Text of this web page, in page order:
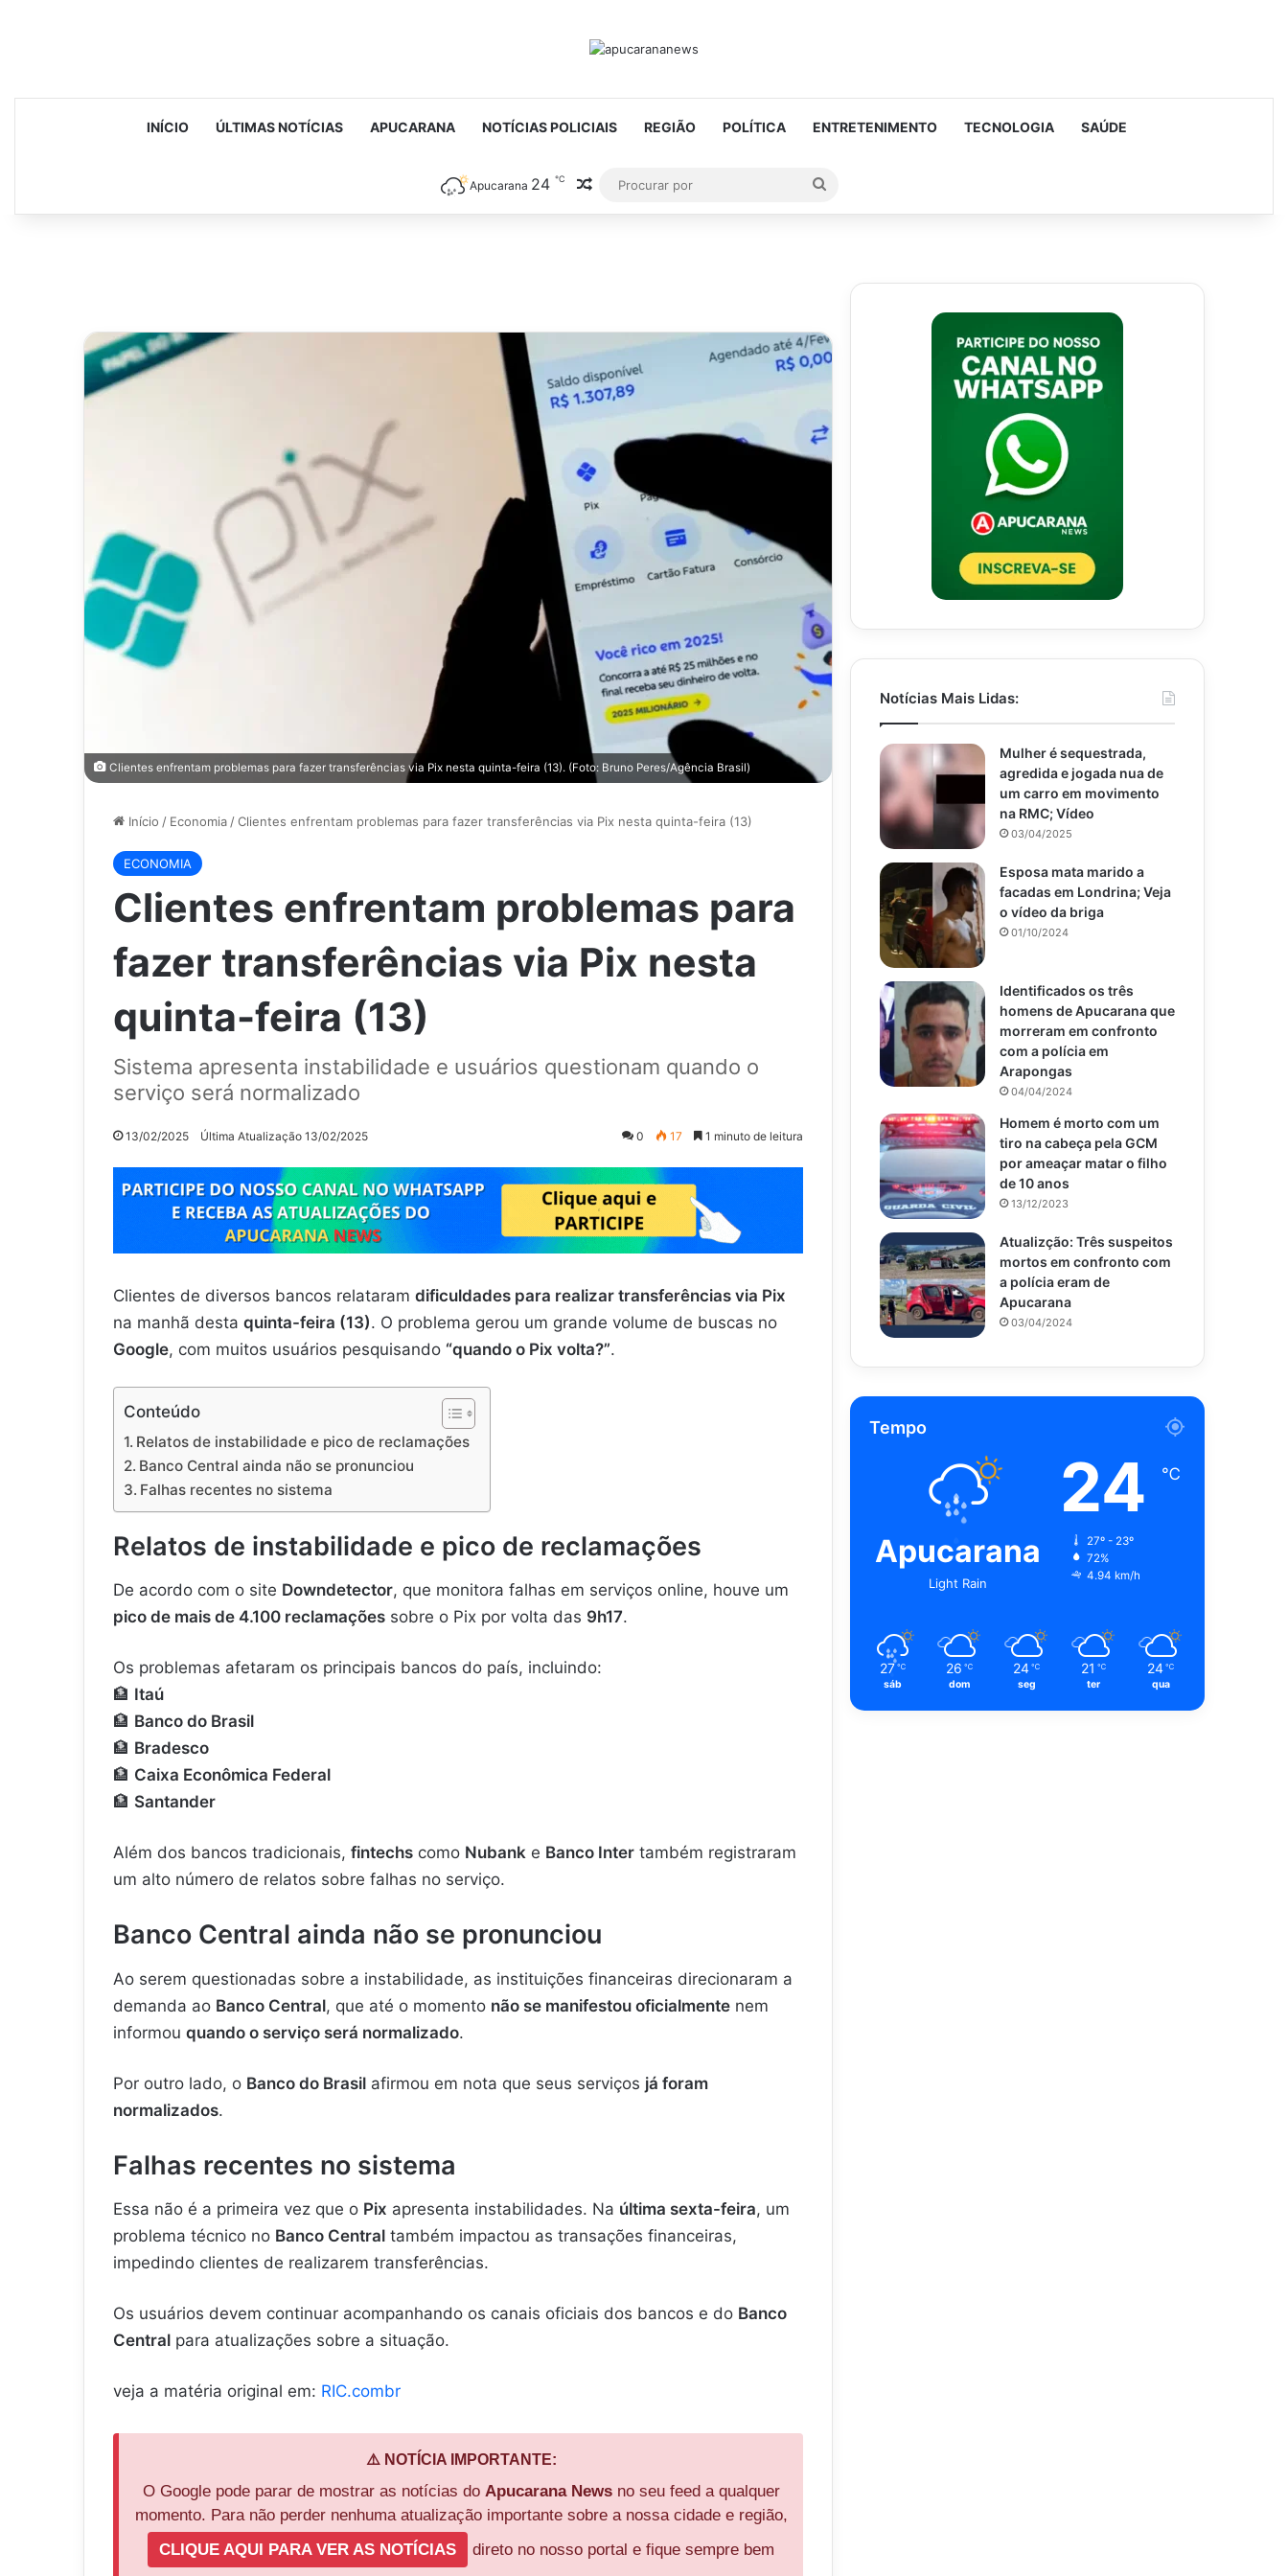
INÍCIO ÚLTIMAS NOTÍCIAS APUCARANA NOTÍCIAS POLICIAIS REGIÃO POLÍTICA ENTRETENIMENTO TECNOLOGIA SAÚDE
Apucarana 24 ℃ Artigo aleatório
por
Clientes enfrentam problemas para fazer transferências via Pix nesta quinta-feira (13). (Foto: Bruno Peres/Agência Brasil)
Início / Economia /Clientes enfrentam problemas para fazer transferências via Pix nesta quinta-feira (13)
ECONOMIA
Clientes enfrentam problemas para
fazer transferências via Pix nesta
quinta-feira (13)
Sistema apresenta instabilidade e usuários questionam quando o
serviço será normalizado
13/02/2025 Última Atualização 13/02/2025 0 17 1 minuto de leitura
Clientes de diversos bancos relataram dificuldades para realizar transferências via Pix
na manhã desta quinta-feira (13). O problema gerou um grande volume de buscas no
Google, com muitos usuários pesquisando “quando o Pix volta?”.
Conteúdo
Relatos de instabilidade e pico de reclamações
Banco Central ainda não se pronunciou
Falhas recentes no sistema
Relatos de instabilidade e pico de reclamações
De acordo com o site Downdetector, que monitora falhas em serviços online, houve um
pico de mais de 4.100 reclamações sobre o Pix por volta das 9h17.
Os problemas afetaram os principais bancos do país, incluindo:
🏦 Itaú
🏦 Banco do Brasil
🏦 Bradesco
🏦 Caixa Econômica Federal
🏦 Santander
Além dos bancos tradicionais, fintechs como Nubank e Banco Inter também registraram
um alto número de relatos sobre falhas no serviço.
Banco Central ainda não se pronunciou
Ao serem questionadas sobre a instabilidade, as instituições financeiras direcionaram a
demanda ao Banco Central, que até o momento não se manifestou oficialmente nem
informou quando o serviço será normalizado.
Por outro lado, o Banco do Brasil afirmou em nota que seus serviços já foram
normalizados.
Falhas recentes no sistema
Essa não é a primeira vez que o Pix apresenta instabilidades. Na última sexta-feira, um
problema técnico no Banco Central também impactou as transações financeiras,
impedindo clientes de realizarem transferências.
Os usuários devem continuar acompanhando os canais oficiais dos bancos e do Banco
Central para atualizações sobre a situação.
veja a matéria original em: RIC.combr
⚠️ NOTÍCIA IMPORTANTE:
O Google pode parar de mostrar as notícias do Apucarana Newsno seu feed a qualquer
momento. Para não perder nenhuma atualização importante sobre a nossa cidade e região,
CLIQUE AQUI PARA VER AS NOTÍCIAS
direto no nosso portal e fique sempre bem
Notícias Mais Lidas:
Mulher é sequestrada,
agredida e jogada nua de
um carro em movimento
na RMC; Vídeo
03/04/2025
Esposa mata marido a
facadas em Londrina; Veja
o vídeo da briga
01/10/2024
Identificados os três
homens de Apucarana que
morreram em confronto
com a polícia em
Arapongas
04/04/2024
Homem é morto com um
tiro na cabeça pela GCM
por ameaçar matar o filho
de 10 anos
13/12/2023
Atualizção: Três suspeitos
mortos em confronto com
a polícia eram de
Apucarana
03/04/2024
Tempo
Apucarana
Light Rain
24 ℃
27º - 23º
72%
4.94 km/h
27 ℃
sáb
26 ℃
dom
24 ℃
seg
21 ℃
ter
24 ℃
qua